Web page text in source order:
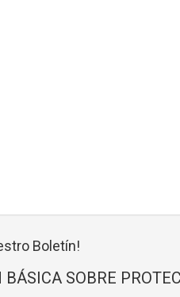
Boletín!
SOBRE